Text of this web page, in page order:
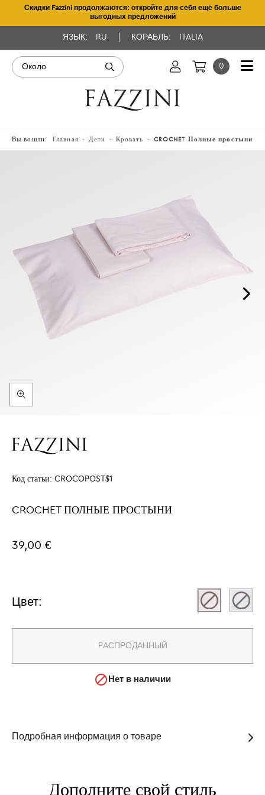
Скидки Fazzini продолжаются: откройте для себя ещё больше
выгодных предложений
ЯЗЫК: RU КОРАБЛЬ: ITALIA
0
Вы вошли: Главная Дети Кровать CROCHET Полные простыни
Код статьи: CROCOPOST$1
CROCHET ПОЛНЫЕ ПРОСТЫНИ
39,00 €
Цвет:
PАСПРОДАННЫЙ
 Нет в наличии
Подробная информация о товаре
Дополните свой стиль